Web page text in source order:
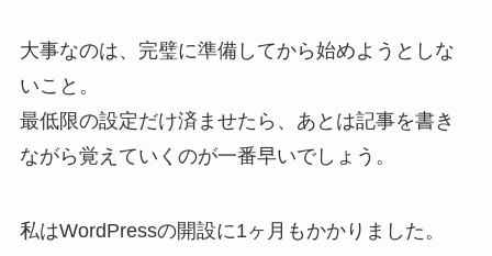
大事なのは、完璧に準備してから始めようとしな
いこと。
最低限の設定だけ済ませたら、あとは記事を書き
ながら覚えていくのが一番早いでしょう。
私はWordPressの開設に1ヶ月もかかりました。